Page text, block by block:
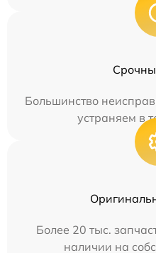
Большинство
устраняем в
Более 20 тыс.
наличии на